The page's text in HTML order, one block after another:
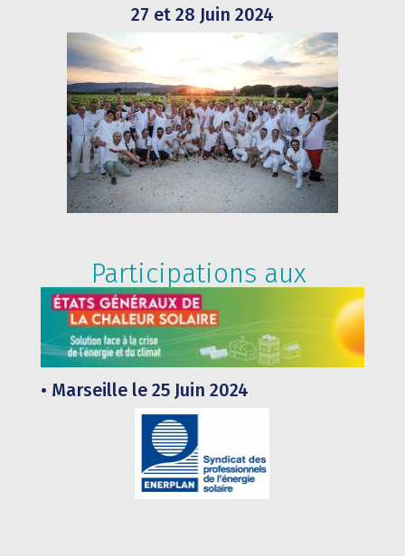
27 et 28 Juin 2024
Participations aux
• Marseille le 25 Juin 2024